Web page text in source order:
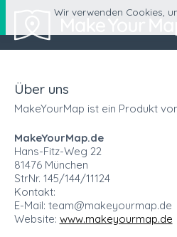
Über uns
MakeYourMap ist ein Produkt
MakeYourMap.de
Hans-Fitz-Weg 22
81476 München
StrNr. 145/144/11124
Kontakt:
E-Mail: team@makeyourmap.de
Website: www.makeyourmap.de
Wir verwenden Cookies,